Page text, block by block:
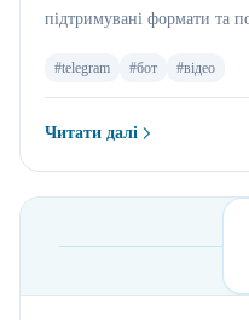
підтримувані формати та
#telegram #бот #відео
Читати далі
:Телеграм бот для